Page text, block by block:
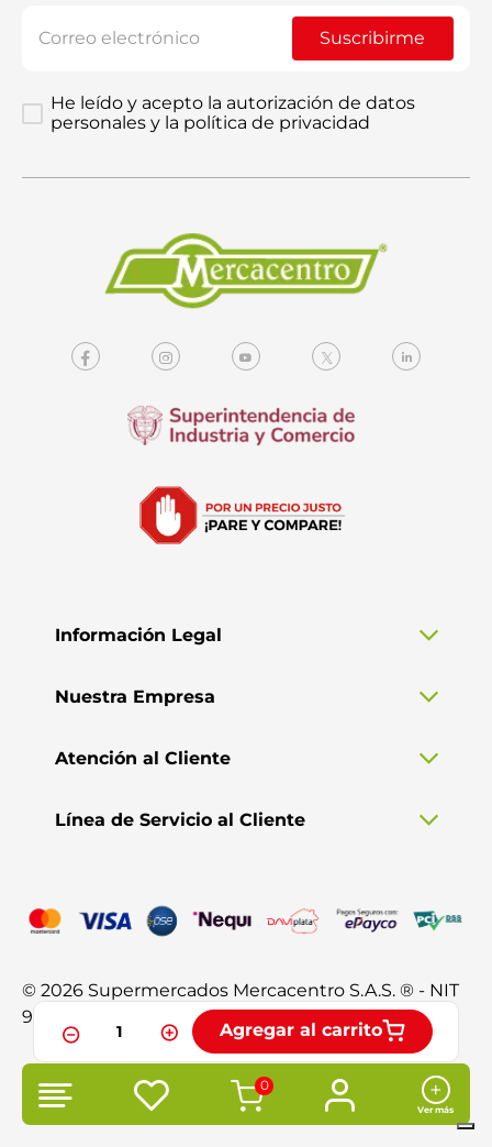
0
Agregar al carrito
Suscribirme
He leído y acepto la autorización de datos
personales y la política de privacidad
Información Legal
Nuestra Empresa
Atención al Cliente
Línea de Servicio al Cliente
© 2026 Supermercados Mercacentro S.A.S. ® - NIT
901.370.428-3. Todos los derechos reservados.